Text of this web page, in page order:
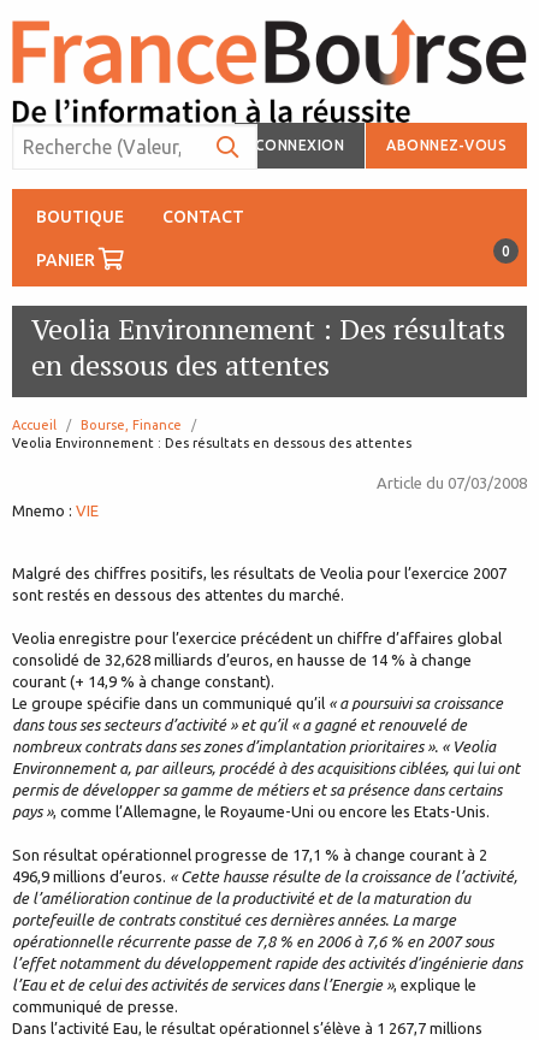
CONNEXION ABONNEZ-VOUS
BOUTIQUE CONTACT
PANIER 0
Veolia Environnement : Des résultats
en dessous des attentes
Accueil
Bourse, Finance
page:
Veolia Environnement : Des résultats en dessous des attentes
Article du 07/03/2008
Mnemo : VIE
Malgré des chiffres positifs, les résultats de Veolia pour l’exercice 2007
sont restés en dessous des attentes du marché.
Veolia enregistre pour l’exercice précédent un chiffre d’affaires global
consolidé de 32,628 milliards d’euros, en hausse de 14 % à change
courant (+ 14,9 % à change constant).
Le groupe spécifie dans un communiqué qu’il « a poursuivi sa croissance
dans tous ses secteurs d’activité » et qu’il « a gagné et renouvelé de
nombreux contrats dans ses zones d’implantation prioritaires ». « Veolia
Environnement a, par ailleurs, procédé à des acquisitions ciblées, qui lui ont
permis de développer sa gamme de métiers et sa présence dans certains
pays », comme l’Allemagne, le Royaume-Uni ou encore les Etats-Unis.
Son résultat opérationnel progresse de 17,1 % à change courant à 2
496,9 millions d’euros. « Cette hausse résulte de la croissance de l’activité,
de l’amélioration continue de la productivité et de la maturation du
portefeuille de contrats constitué ces dernières années. La marge
opérationnelle récurrente passe de 7,8 % en 2006 à 7,6 % en 2007 sous
l’effet notamment du développement rapide des activités d’ingénierie dans
l’Eau et de celui des activités de services dans l’Energie », explique le
communiqué de presse.
Dans l’activité Eau, le résultat opérationnel s’élève à 1 267,7 millions